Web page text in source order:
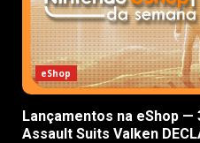
eShop
Lançamentos na eShop —
Assault Suits Valken